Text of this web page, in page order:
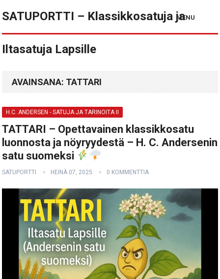
SATUPORTTI – Klassikkosatuja ja
Iltasatuja Lapsille
MENU
AVAINSANA: TATTARI
H.C. ANDERSEN - SATUJA JA TARINOITA II
TATTARI – Opettavainen klassikkosatu
luonnosta ja nöyryydestä – H. C. Andersenin
satu suomeksi
SATUPORTTI HEINÄ 07, 2025 0 KOMMENTTIA